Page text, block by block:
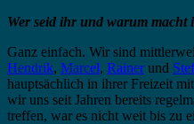
Wer seid ihr und warum macht
Ganz einfach. Wir sind
Hendrik, Marcel, Rainerund
hauptsächlich in ihrer Freizeit
wir uns seit Jahren bereits
treffen, war es nicht weit bis zu